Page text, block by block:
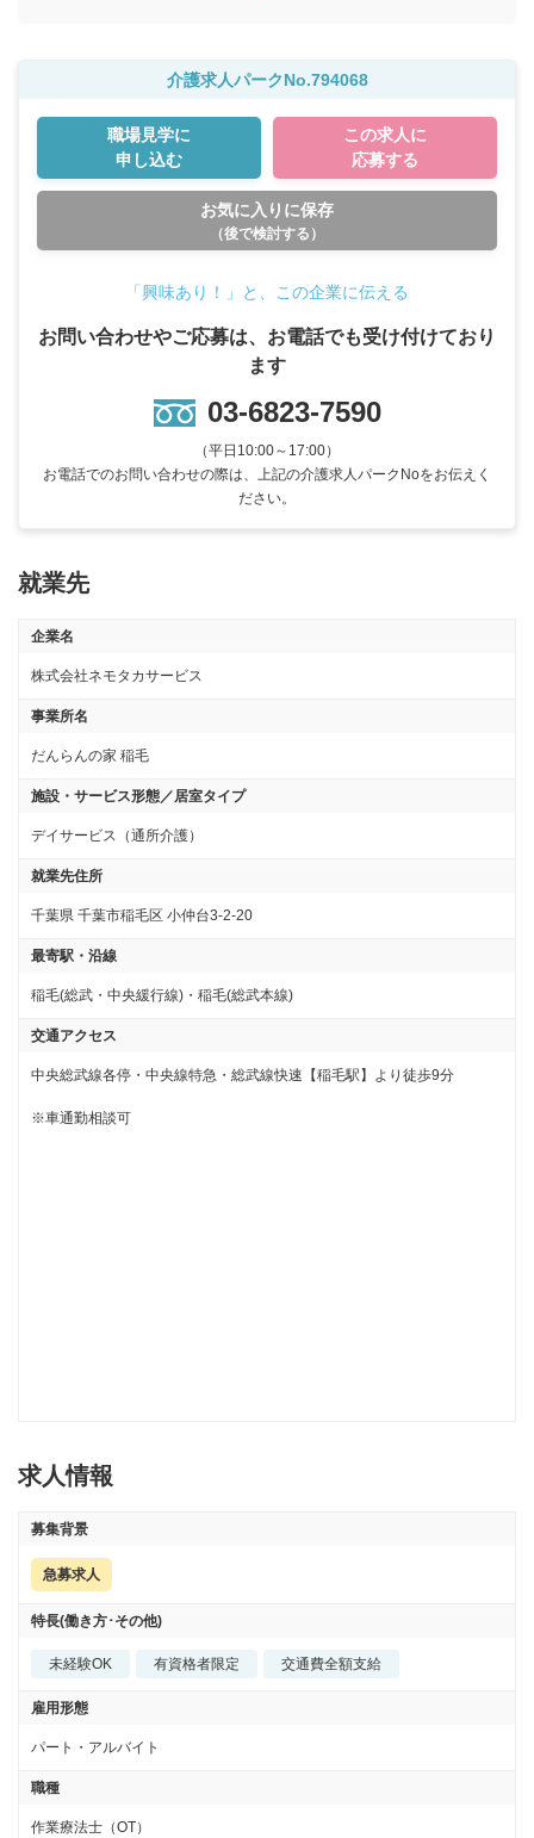
介護求人パークNo.794068
職場見学に
申し込む
この求人に
応募する
お気に入りに保存
（後で検討する）
「興味あり！」と、この企業に伝える
お問い合わせやご応募は、お電話でも受け付けており
ます
03-6823-7590
（平日10:00～17:00）
お電話でのお問い合わせの際は、上記の介護求人パークNoをお伝えく
ださい。
就業先
企業名
株式会社ネモタカサービス
事業所名
だんらんの家 稲毛
施設・サービス形態／居室タイプ
デイサービス（通所介護）
就業先住所
千葉県 千葉市稲毛区 小仲台3-2-20
最寄駅・沿線
稲毛(総武・中央緩行線)・稲毛(総武本線)
交通アクセス
中央総武線各停・中央線特急・総武線快速【稲毛駅】より徒歩9分
※車通勤相談可
求人情報
募集背景
急募求人
特長(働き方･その他)
未経験OK 有資格者限定 交通費全額支給
雇用形態
パート・アルバイト
職種
作業療法士（OT）